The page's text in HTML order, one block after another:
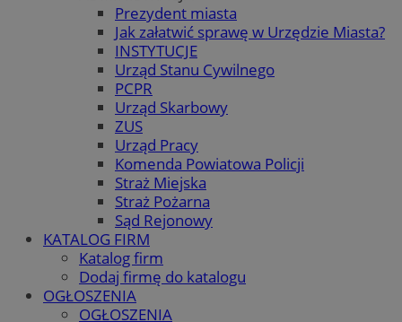
Prezydent miasta
Jak załatwić sprawę w Urzędzie Miasta?
INSTYTUCJE
Urząd Stanu Cywilnego
PCPR
Urząd Skarbowy
ZUS
Urząd Pracy
Komenda Powiatowa Policji
Straż Miejska
Straż Pożarna
Sąd Rejonowy
KATALOG FIRM
Katalog firm
Dodaj firmę do katalogu
OGŁOSZENIA
OGŁOSZENIA